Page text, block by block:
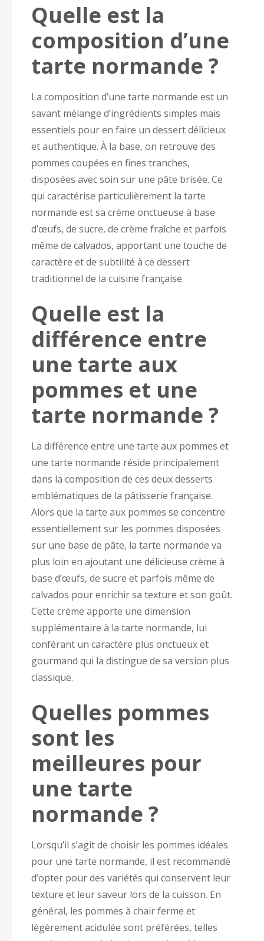
Quelle est la
composition d’une
tarte normande ?
La composition d’une tarte normande est un
savant mélange d’ingrédients simples mais
essentiels pour en faire un dessert délicieux
et authentique. À la base, on retrouve des
pommes coupées en fines tranches,
disposées avec soin sur une pâte brisée. Ce
qui caractérise particulièrement la tarte
normande est sa crème onctueuse à base
d’œufs, de sucre, de crème fraîche et parfois
même de calvados, apportant une touche de
caractère et de subtilité à ce dessert
traditionnel de la cuisine française.
Quelle est la
différence entre
une tarte aux
pommes et une
tarte normande ?
La différence entre une tarte aux pommes et
une tarte normande réside principalement
dans la composition de ces deux desserts
emblématiques de la pâtisserie française.
Alors que la tarte aux pommes se concentre
essentiellement sur les pommes disposées
sur une base de pâte, la tarte normande va
plus loin en ajoutant une délicieuse crème à
base d’œufs, de sucre et parfois même de
calvados pour enrichir sa texture et son goût.
Cette crème apporte une dimension
supplémentaire à la tarte normande, lui
conférant un caractère plus onctueux et
gourmand qui la distingue de sa version plus
classique.
Quelles pommes
sont les
meilleures pour
une tarte
normande ?
Lorsqu’il s’agit de choisir les pommes idéales
pour une tarte normande, il est recommandé
d’opter pour des variétés qui conservent leur
texture et leur saveur lors de la cuisson. En
général, les pommes à chair ferme et
légèrement acidulée sont préférées, telles